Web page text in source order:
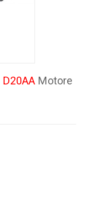
D20AA Motore